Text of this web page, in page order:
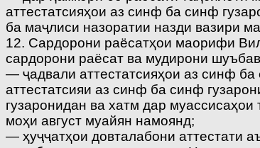
аттестатсияҳои аз синф ба синф
ба маҷлиси назоратии назди вазири
12. Сардорони раёсатҳои маорифи
сардорони раёсат ва мудирони
— ҷадвали аттестатсияҳои аз синф
аттестатсияи аз синф ба синф
гузаронидан ва хатм дар
моҳи август муайян намоянд;
— ҳуҷҷатҳои довталабони аттестати